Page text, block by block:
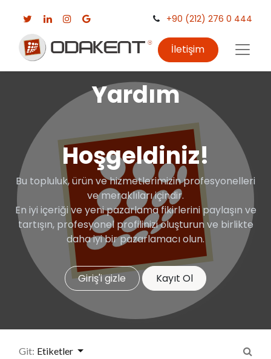
+90 (212) 276 0 444
İletişim
Yardım
Hoşgeldiniz!
Bu topluluk, ürün ve hizmetlerimizin profesyonelleri
ve meraklıları içindir.
En iyi içeriği ve yeni pazarlama fikirlerini paylaşın ve
tartışın, profesyonel profilinizi oluşturun ve birlikte
daha iyi bir pazarlamacı olun.
Giriş'i gizle Kayıt Ol
Git: Etiketler